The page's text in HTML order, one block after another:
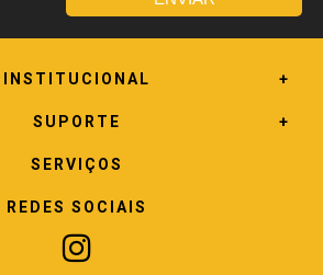
INSTITUCIONAL
SUPORTE
SERVIÇOS
REDES SOCIAIS